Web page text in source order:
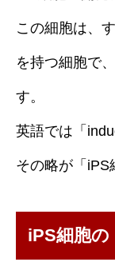
この細胞は、
を持つ細胞で
す。
英語では「
その略が「iPS
iPS細胞の